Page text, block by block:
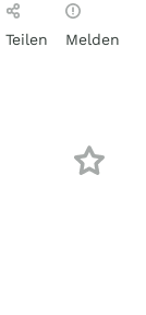
Teilen Melden